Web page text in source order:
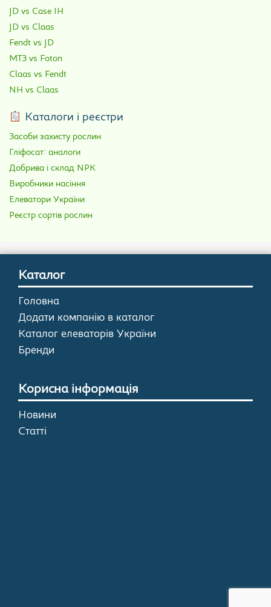
JD vs Case IH
JD vs Claas
Fendt vs JD
МТЗ vs Foton
Claas vs Fendt
NH vs Claas
Каталоги і реєстри
Засоби захисту рослин
Гліфосат: аналоги
Добрива і склад NPK
Виробники насіння
Елеватори України
Реєстр сортів рослин
Каталог
Головна
Додати компанію в каталог
Каталог елеваторів України
Бренди
Корисна інформація
Новини
Статті